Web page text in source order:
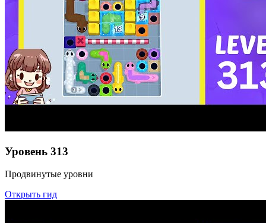
Уровень 313
Продвинутые уровни
Открыть гид